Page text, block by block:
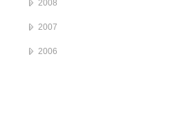
2008
2007
2006